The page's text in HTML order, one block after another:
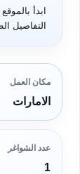
ابدأ
التفاصيل
مكان العمل
الامارات
عدد الشواغر
1